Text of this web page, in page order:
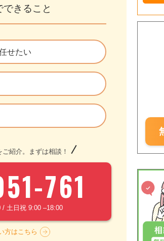
きること
せたい
ご紹介。まずは相談！
761
土日祝 9:00 –18:00
方はこちら